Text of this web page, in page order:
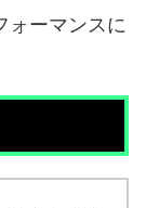
ォーマンスに